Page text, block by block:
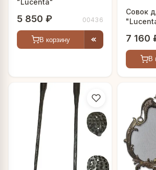
"Lucenta"
5 850 ₽ 00436
В корзину
Совок
7 160
В